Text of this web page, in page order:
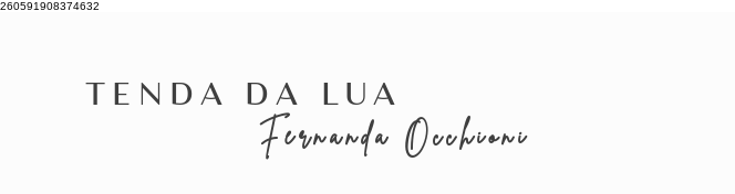
260591908374632
Tenda da Lua
Fernanda Occhioni